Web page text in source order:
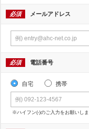
必須 メールアドレス
必須 電話番号
自宅 携帯
※ハイフン(-)のご入力をお願いしま